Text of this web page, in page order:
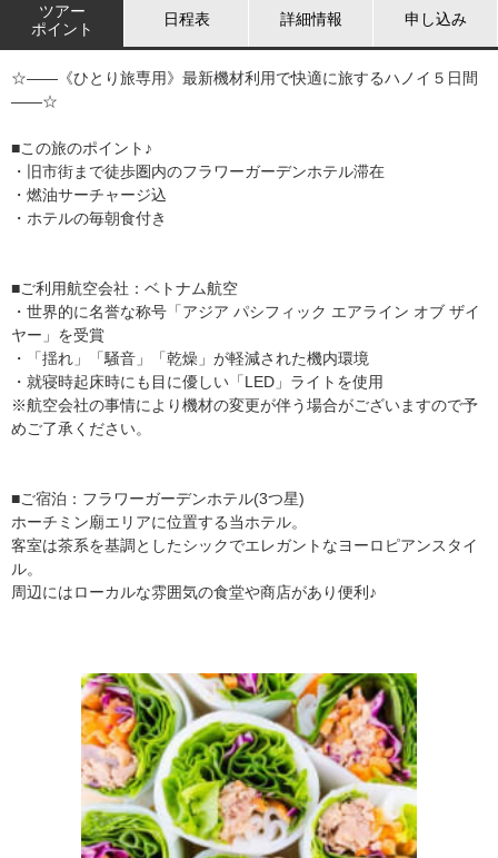
ツアー
ポイント
日程表 詳細情報 申し込み
☆――《ひとり旅専用》最新機材利用で快適に旅するハノイ５日間
――☆
■この旅のポイント♪
・旧市街まで徒歩圏内のフラワーガーデンホテル滞在
・燃油サーチャージ込
・ホテルの毎朝食付き
■ご利用航空会社：ベトナム航空
・世界的に名誉な称号「アジア パシフィック エアライン オブ ザイ
ヤー」を受賞
・「揺れ」「騒音」「乾燥」が軽減された機内環境
・就寝時起床時にも目に優しい「LED」ライトを使用
※航空会社の事情により機材の変更が伴う場合がございますので予
めご了承ください。
■ご宿泊：フラワーガーデンホテル(3つ星)
ホーチミン廟エリアに位置する当ホテル。
客室は茶系を基調としたシックでエレガントなヨーロピアンスタイ
ル。
周辺にはローカルな雰囲気の食堂や商店があり便利♪